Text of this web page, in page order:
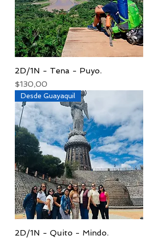
2D/1N - Tena - Puyo.
Precio
$130,00
Desde Guayaquil
2D/1N - Quito - Mindo.